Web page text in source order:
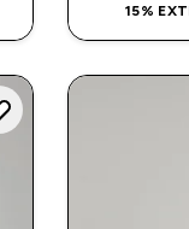
15%